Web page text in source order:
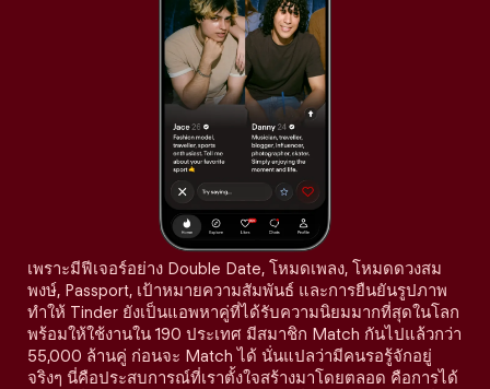
เพราะมีฟีเจอร์อย่าง Double Date, โหมดเพลง, โหมดดวงสม
พงษ์, Passport, เป้าหมายความสัมพันธ์ และการยืนยันรูปภาพ
ทำให้ Tinder ยังเป็นแอพหาคู่ที่ได้รับความนิยมมากที่สุดในโลก
พร้อมให้ใช้งานใน 190 ประเทศ มีสมาชิก Match กันไปแล้วกว่า
55,000 ล้านคู่ ก่อนจะ Match ได้ นั่นแปลว่ามีคนรอรู้จักอยู่
จริงๆ นี่คือประสบการณ์ที่เราตั้งใจสร้างมาโดยตลอด คือการได้